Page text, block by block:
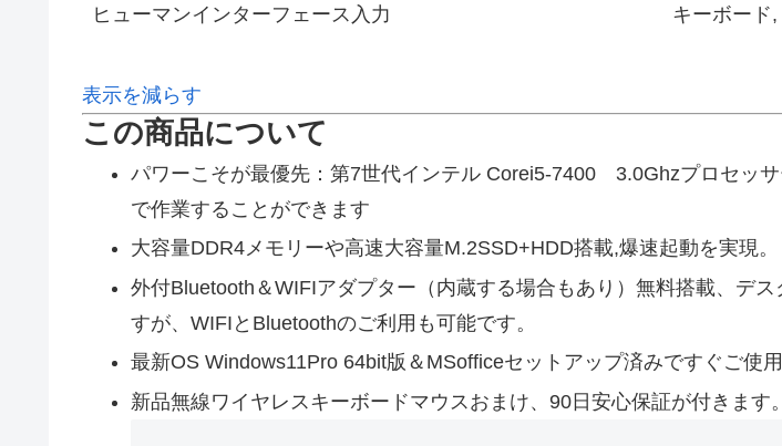
ヒューマンインターフェース入力 キーボード,
表示を減らす
この商品について
パワーこそが最優先：第7世代インテル Corei5-7400 3.0Ghzプロセッ
で作業することができます
大容量DDR4メモリーや高速大容量M.2SSD+HDD搭載,爆速起動を実現。
外付Bluetooth＆WIFIアダプター（内蔵する場合もあり）無料搭載、デ
すが、WIFIとBluetoothのご利用も可能です。
最新OS Windows11Pro 64bit版＆MSofficeセットアップ済みですぐご使用
新品無線ワイヤレスキーボードマウスおまけ、90日安心保証が付きます。